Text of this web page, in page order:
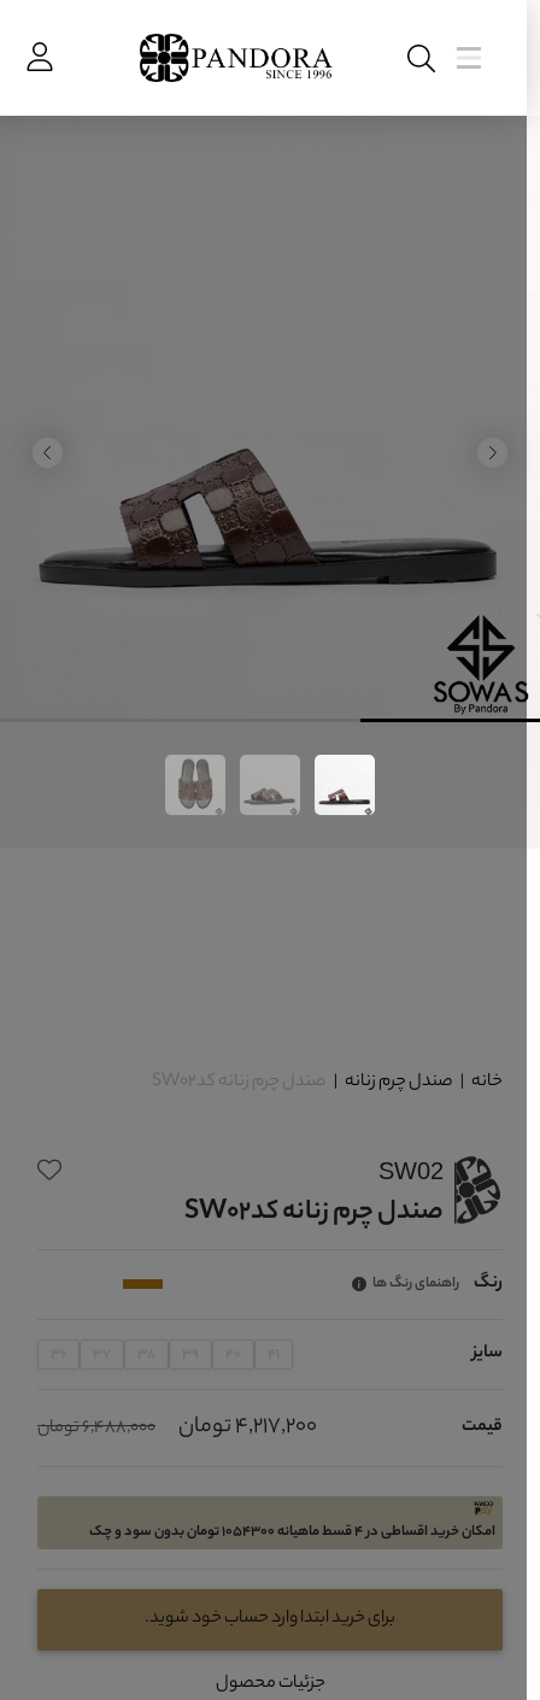
خانه | صندل چرم زنانه| صندل چرم زنانه کدSW02
SW02
صندل چرم زنانه کدSW02
رنگ راهنمای رنگ ها
سایز
قیمت 4,217,200 تومان 6,488,000 تومان
امکان خرید اقساطی در 4 قسط ماهیانه 1054300 تومان بدون سود و چک
برای خرید ابتدا وارد حساب خود شوید.
جزئیات محصول